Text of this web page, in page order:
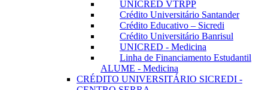
UNICRED VTRPP
Crédito Universitário Santander
Crédito Educativo – Sicredi
Crédito Universitário Banrisul
UNICRED - Medicina
Linha de Financiamento Estudantil
ALUME - Medicina
CRÉDITO UNIVERSITÁRIO SICREDI -